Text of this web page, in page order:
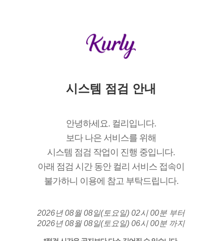
시스템 점검 안내
안녕하세요. 컬리입니다.
보다 나은 서비스를 위해
시스템 점검 작업이 진행 중입니다.
아래 점검 시간 동안 컬리 서비스 접속이
불가하니 이용에 참고 부탁드립니다.
2026년 08월 08일(토요일) 02시 00분 부터
2026년 08월 08일(토요일) 06시 00분 까지